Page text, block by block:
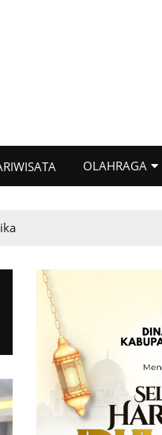
OLAHRAGA